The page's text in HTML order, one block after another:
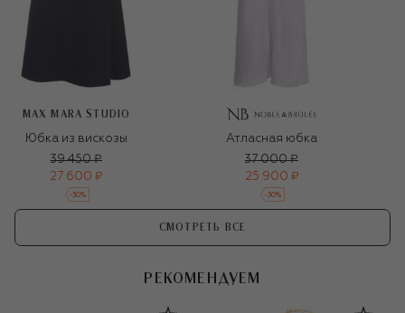
MAX MARA STUDIO
Юбка из вискозы
39 450 ₽
27 600 ₽
-30%
Атласная юбка
37 000 ₽
25 900 ₽
-30%
СМОТРЕТЬ ВСЕ
РЕКОМЕНДУЕМ